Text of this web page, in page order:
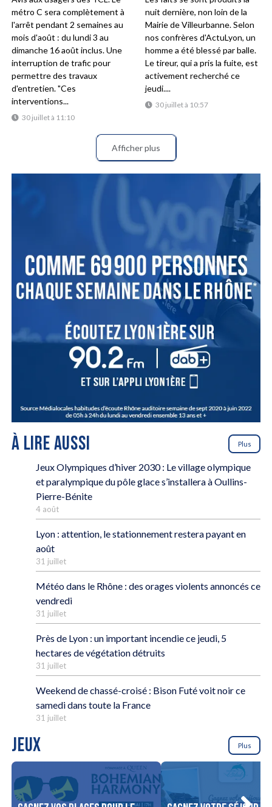
30 juillet à 11:10
métro C sera complètement à
l'arrêt pendant 2 semaines au
mois d'août : du lundi 3 au
dimanche 16 août inclus. Une
interruption de trafic pour
permettre des travaux
d'entretien. "Ces
interventions...
30 juillet à 10:57
nuit dernière, non loin de la
Mairie de Villeurbanne. Selon
nos confrères d'ActuLyon, un
homme a été blessé par balle.
Le tireur, qui a pris la fuite, est
activement recherché ce
jeudi....
Afficher plus
À LIRE AUSSI Plus
Jeux Olympiques d’hiver 2030 : Le village olympique
et paralympique du pôle glace s’installera à Oullins-
Pierre-Bénite
4 août
Lyon : attention, le stationnement restera payant en
août
31 juillet
Météo dans le Rhône : des orages violents annoncés ce
vendredi
31 juillet
Près de Lyon : un important incendie ce jeudi, 5
hectares de végétation détruits
31 juillet
Weekend de chassé-croisé : Bison Futé voit noir ce
samedi dans toute la France
31 juillet
JEUX Plus